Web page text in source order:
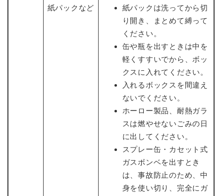
紙パックなど
紙パックは洗ってから切
り開き、まとめて縛って
ください。
缶や瓶を出すときは中を
軽くすすいでから、ボッ
クスに入れてください。
入れるボックスを間違え
ないでください。
ホーロー製品、耐熱ガラ
スは燃やせないごみの日
に出してください。
スプレー缶・カセット式
ガスボンベを出すとき
は、事故防止のため、中
身を使い切り、完全にガ